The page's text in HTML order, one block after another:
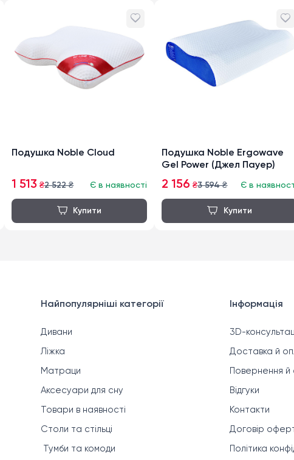
Подушка Noble Cloud
1 513 ₴2 522₴ Є в наявності
Подушка Noble Ergowave
Gel Power (Джел Пауер)
2 156 ₴3 594₴ Є в
Найпопулярніші категорії
Дивани
Ліжка
Матраци
Аксесуари для сну
Товари в наявності
Столи та стільці
Тумби та комоди
Інформація
3D-
Доставка й
Повернення й
Відгуки
Контакти
Договір
Політика